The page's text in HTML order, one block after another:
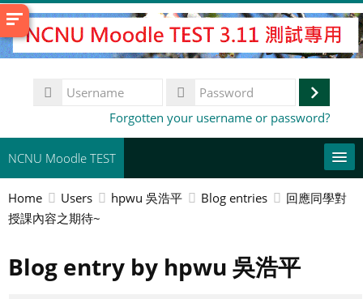
Skip
to
main
Username
Log
Forgotten your username or password?
NCNU Moodle TEST
常用連結
Search
courses
Home Users hpwu 吳浩平 Blog entries
回應同學對
授課內容之期待~
Blog entry by hpwu 吳浩平